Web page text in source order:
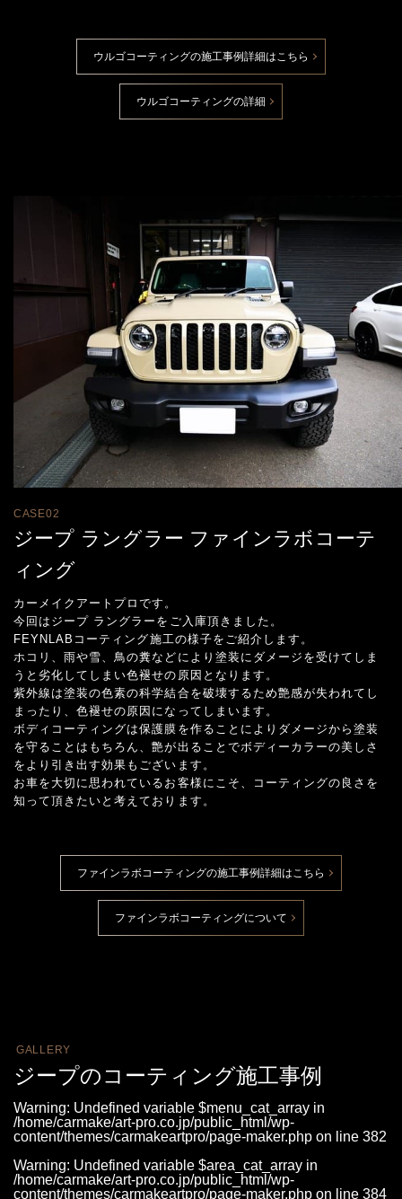
ウルゴコーティングの施工事例詳細はこちら
ウルゴコーティングの詳細
CASE02
ジープ ラングラー ファインラボコーテ
ィング
カーメイクアートプロです。
今回はジープ ラングラーをご入庫頂きました。
FEYNLABコーティング施工の様子をご紹介します。
ホコリ、雨や雪、鳥の糞などにより塗装にダメージを受けてしま
うと劣化してしまい色褪せの原因となります。
紫外線は塗装の色素の科学結合を破壊するため艶感が失われてし
まったり、色褪せの原因になってしまいます。
ボディコーティングは保護膜を作ることによりダメージから塗装
を守ることはもちろん、艶が出ることでボディーカラーの美しさ
をより引き出す効果もございます。
お車を大切に思われているお客様にこそ、コーティングの良さを
知って頂きたいと考えております。
ファインラボコーティングの施工事例詳細はこちら
ファインラボコーティングについて
GALLERY
ジープのコーティング施工事例
Warning: Undefined variable $menu_cat_array in
/home/carmake/art-pro.co.jp/public_html/wp-
content/themes/carmakeartpro/page-maker.php on line 382
Warning: Undefined variable $area_cat_array in
/home/carmake/art-pro.co.jp/public_html/wp-
content/themes/carmakeartpro/page-maker.php on line 384